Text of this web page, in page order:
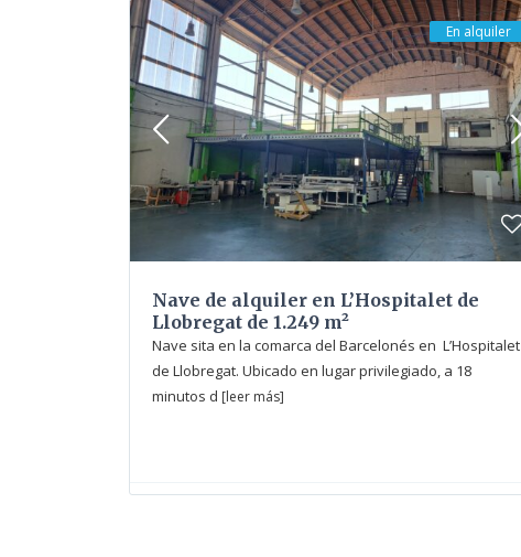
En alquiler
Nave de alquiler en L’Hospitalet de
Llobregat de 1.249 m²
Nave sita en la comarca del Barcelonés en L’Hospitalet
de Llobregat. Ubicado en lugar privilegiado, a 18
minutos d [leer más]